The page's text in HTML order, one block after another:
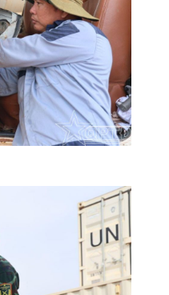
Hương Tết ra đảo tiền tiêu